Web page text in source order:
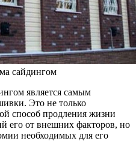
сайдингом
является самым
Это не только
способ продления жизни
его от внешних факторов, но
необходимых для его